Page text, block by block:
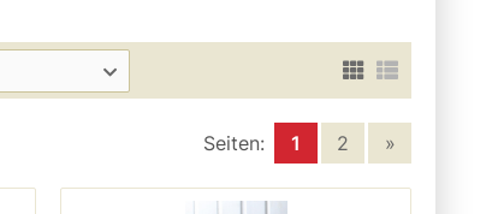
Seiten: 1 2 »